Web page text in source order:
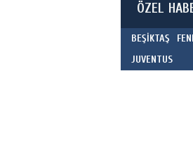
ÖZEL
BEŞİKTAŞ
JUVENTUS